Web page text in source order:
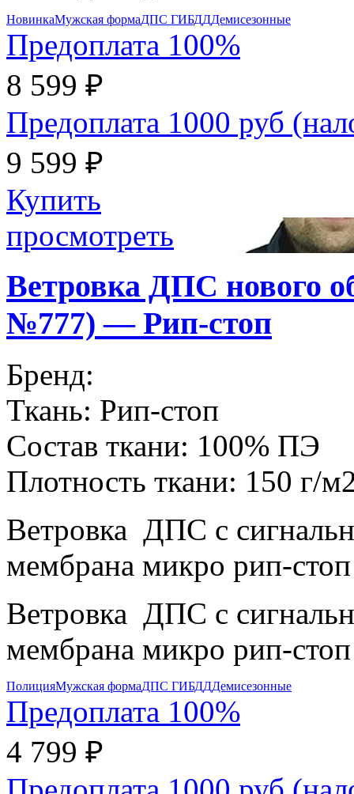
НовинкаМужская формаДПС ГИБДДДемисезонные
Предоплата 100%
8 599 ₽
Предоплата 1000 руб
9 599 ₽
Купить
просмотреть
Ветровка ДПС нового
№777) — Рип-стоп
Бренд:
Ткань: Рип-стоп
Состав ткани: 100% ПЭ
Плотность ткани: 150 г/
Ветровка ДПС с
мембрана микро рип-стоп
Ветровка ДПС с
мембрана микро рип-стоп
ПолицияМужская формаДПС ГИБДДДемисезонные
Предоплата 100%
4 799 ₽